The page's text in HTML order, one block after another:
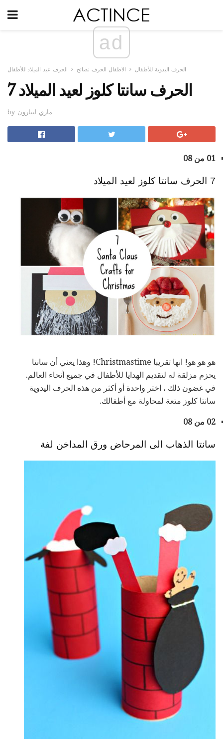
ad
الحرف اليدوية للأطفال الاطفال الحرف نصائح الحرف عيد الميلاد للأطفال
7 الحرف سانتا كلوز لعيد الميلاد
by ماري ليبارون
01 من 08
7 الحرف سانتا كلوز لعيد الميلاد
هو هو هو! انها تقريبا Christmastime! وهذا يعني أن سانتا
يحزم مزلقة له لتقديم الهدايا للأطفال في جميع أنحاء العالم.
في غضون ذلك ، اختر واحدة أو أكثر من هذه الحرف اليدوية
سانتا كلوز متعة لمحاولة مع أطفالك.
02 من 08
سانتا الذهاب الى المرحاض ورق المداخن لفة